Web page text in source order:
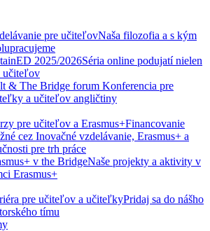
pre učiteľovNaša filozofia a s kým
2025/2026Séria online podujatí nielen
učiteľov
& The Bridge forum Konferencia pre
a učiteľov angličtiny
pre učiteľov a Erasmus+Financovanie
cez Inovačné vzdelávanie, Erasmus+ a
pre trh práce
v the BridgeNaše projekty a aktivity v
Erasmus+
pre učiteľov a učiteľkyPridaj sa do nášho
tímu